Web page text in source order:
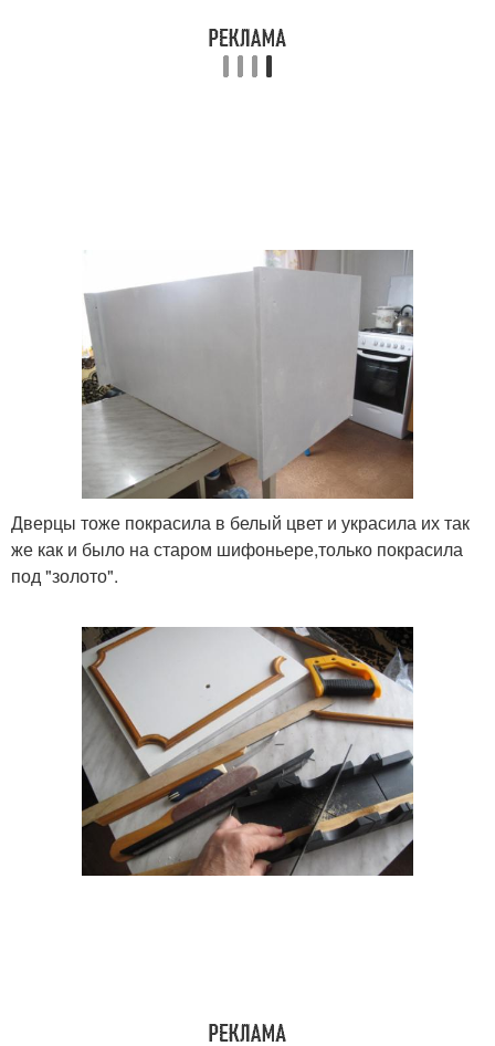
Дверцы тоже покрасила в белый цвет и украсила их так
же как и было на старом шифоньере,только покрасила
под "золото".